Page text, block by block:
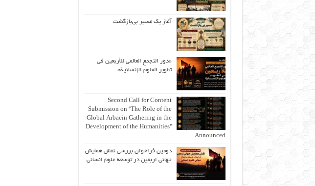
آغاز یک مسیر بی‌بازگشت
«دور التجمع العالمي للأربعين في
تطوير العلوم الإنسانية».
Second Call for Content
Submission on “The Role of the
Global Arbaein Gathering in the
Development of the Humanities”
Announced
دومین فراخوان بررسی نقش همایش
جهانی اربعین در توسعه علوم انسانی